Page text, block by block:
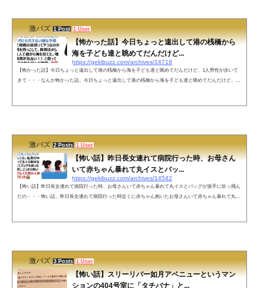
激バズ 1 Post 1 User
【怖かった話】今日ちょっと遠出して港の桟橋から
海を子ども達と眺めてだんだけど...
https://gekibuzz.com/archives/14718
【怖かった話】今日ちょっと遠出して港の桟橋から海を子ども達と眺めてだんだけど、1人男性が歩いて
きて・・・なんか怖かった話。今日ちょっと遠出して港の桟橋から海を子ども達と眺めてだんだけど、1
激バズ 2 Posts 1 User
【怖い話】昨日長女連れて病院行った時、お母さん
いて赤ちゃん暴れて丸イスとバッ...
https://gekibuzz.com/archives/14542
【怖い話】昨日長女連れて病院行った時、お母さんいて赤ちゃん暴れて丸イスとバッグが派手に吹っ飛ん
だの・・・怖い話。昨日長女連れて病院行った時近くに赤ちゃん抱いたお母さんいて赤ちゃん暴れて丸イ
激バズ 3 Posts 1 User
【怖い話】スリーリバー如月アベニューというマン
ションの404号室に「タチバナ」と...